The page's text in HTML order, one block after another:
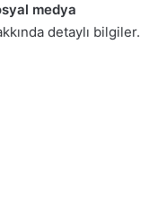
medya
detaylı bilgiler.